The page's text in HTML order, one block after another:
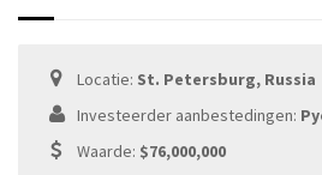
Locatie: St. Petersburg, Russia
Investeerder aanbestedingen:
Waarde: $76,000,000